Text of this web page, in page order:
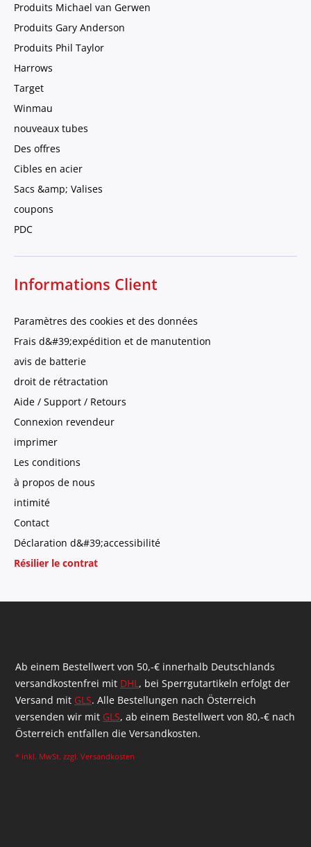
Produits Michael van Gerwen
Produits Gary Anderson
Produits Phil Taylor
Harrows
Target
Winmau
nouveaux tubes
Des offres
Cibles en acier
Sacs &amp; Valises
coupons
PDC
Informations Client
Paramètres des cookies et des données
Frais d&#39;expédition et de manutention
avis de batterie
droit de rétractation
Aide / Support / Retours
Connexion revendeur
imprimer
Les conditions
à propos de nous
intimité
Contact
Déclaration d&#39;accessibilité
Résilier le contrat
Ab einem Bestellwert von 50,-€ innerhalb Deutschlands
versandkostenfrei mit DHL, bei Sperrgutartikeln erfolgt der
Versand mit GLS. Alle Bestellungen nach Österreich
versenden wir mit GLS, ab einem Bestellwert von 80,-€ nach
Österreich entfallen die Versandkosten.
* inkl. MwSt. zzgl. Versandkosten